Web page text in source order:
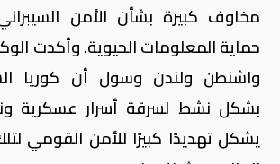
مخاوف كبيرة بشأن الأمن
حماية المعلومات الحيوية. وأكدت
واشنطن ولندن وسول أن كوريا
بشكل نشط لسرقة أسرار عسكرية
يشكل تهديدًا كبيرًا للأمن القومي